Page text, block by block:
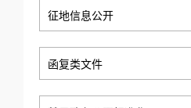
征地信息公开
函复类文件